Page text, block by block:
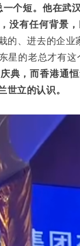
个短。他在武
没有任何背景，
的、进去的企
星的老总才有这
典，而香港通
世立的认识。